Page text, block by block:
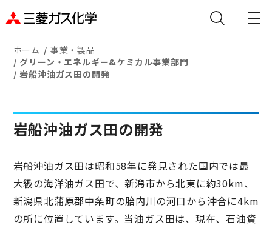
ホーム
事業・製品
グリーン・エネルギー&ケミカル事業部門
岩船沖油ガス田の開発
岩船沖油ガス田の開発
岩船沖油ガス田は昭和58年に発見された国内では最
大級の海洋油ガス田で、新潟市から北東に約30km、
新潟県北蒲原郡中条町の胎内川の河口から沖合に4km
の所に位置しています。当油ガス田は、現在、石油資